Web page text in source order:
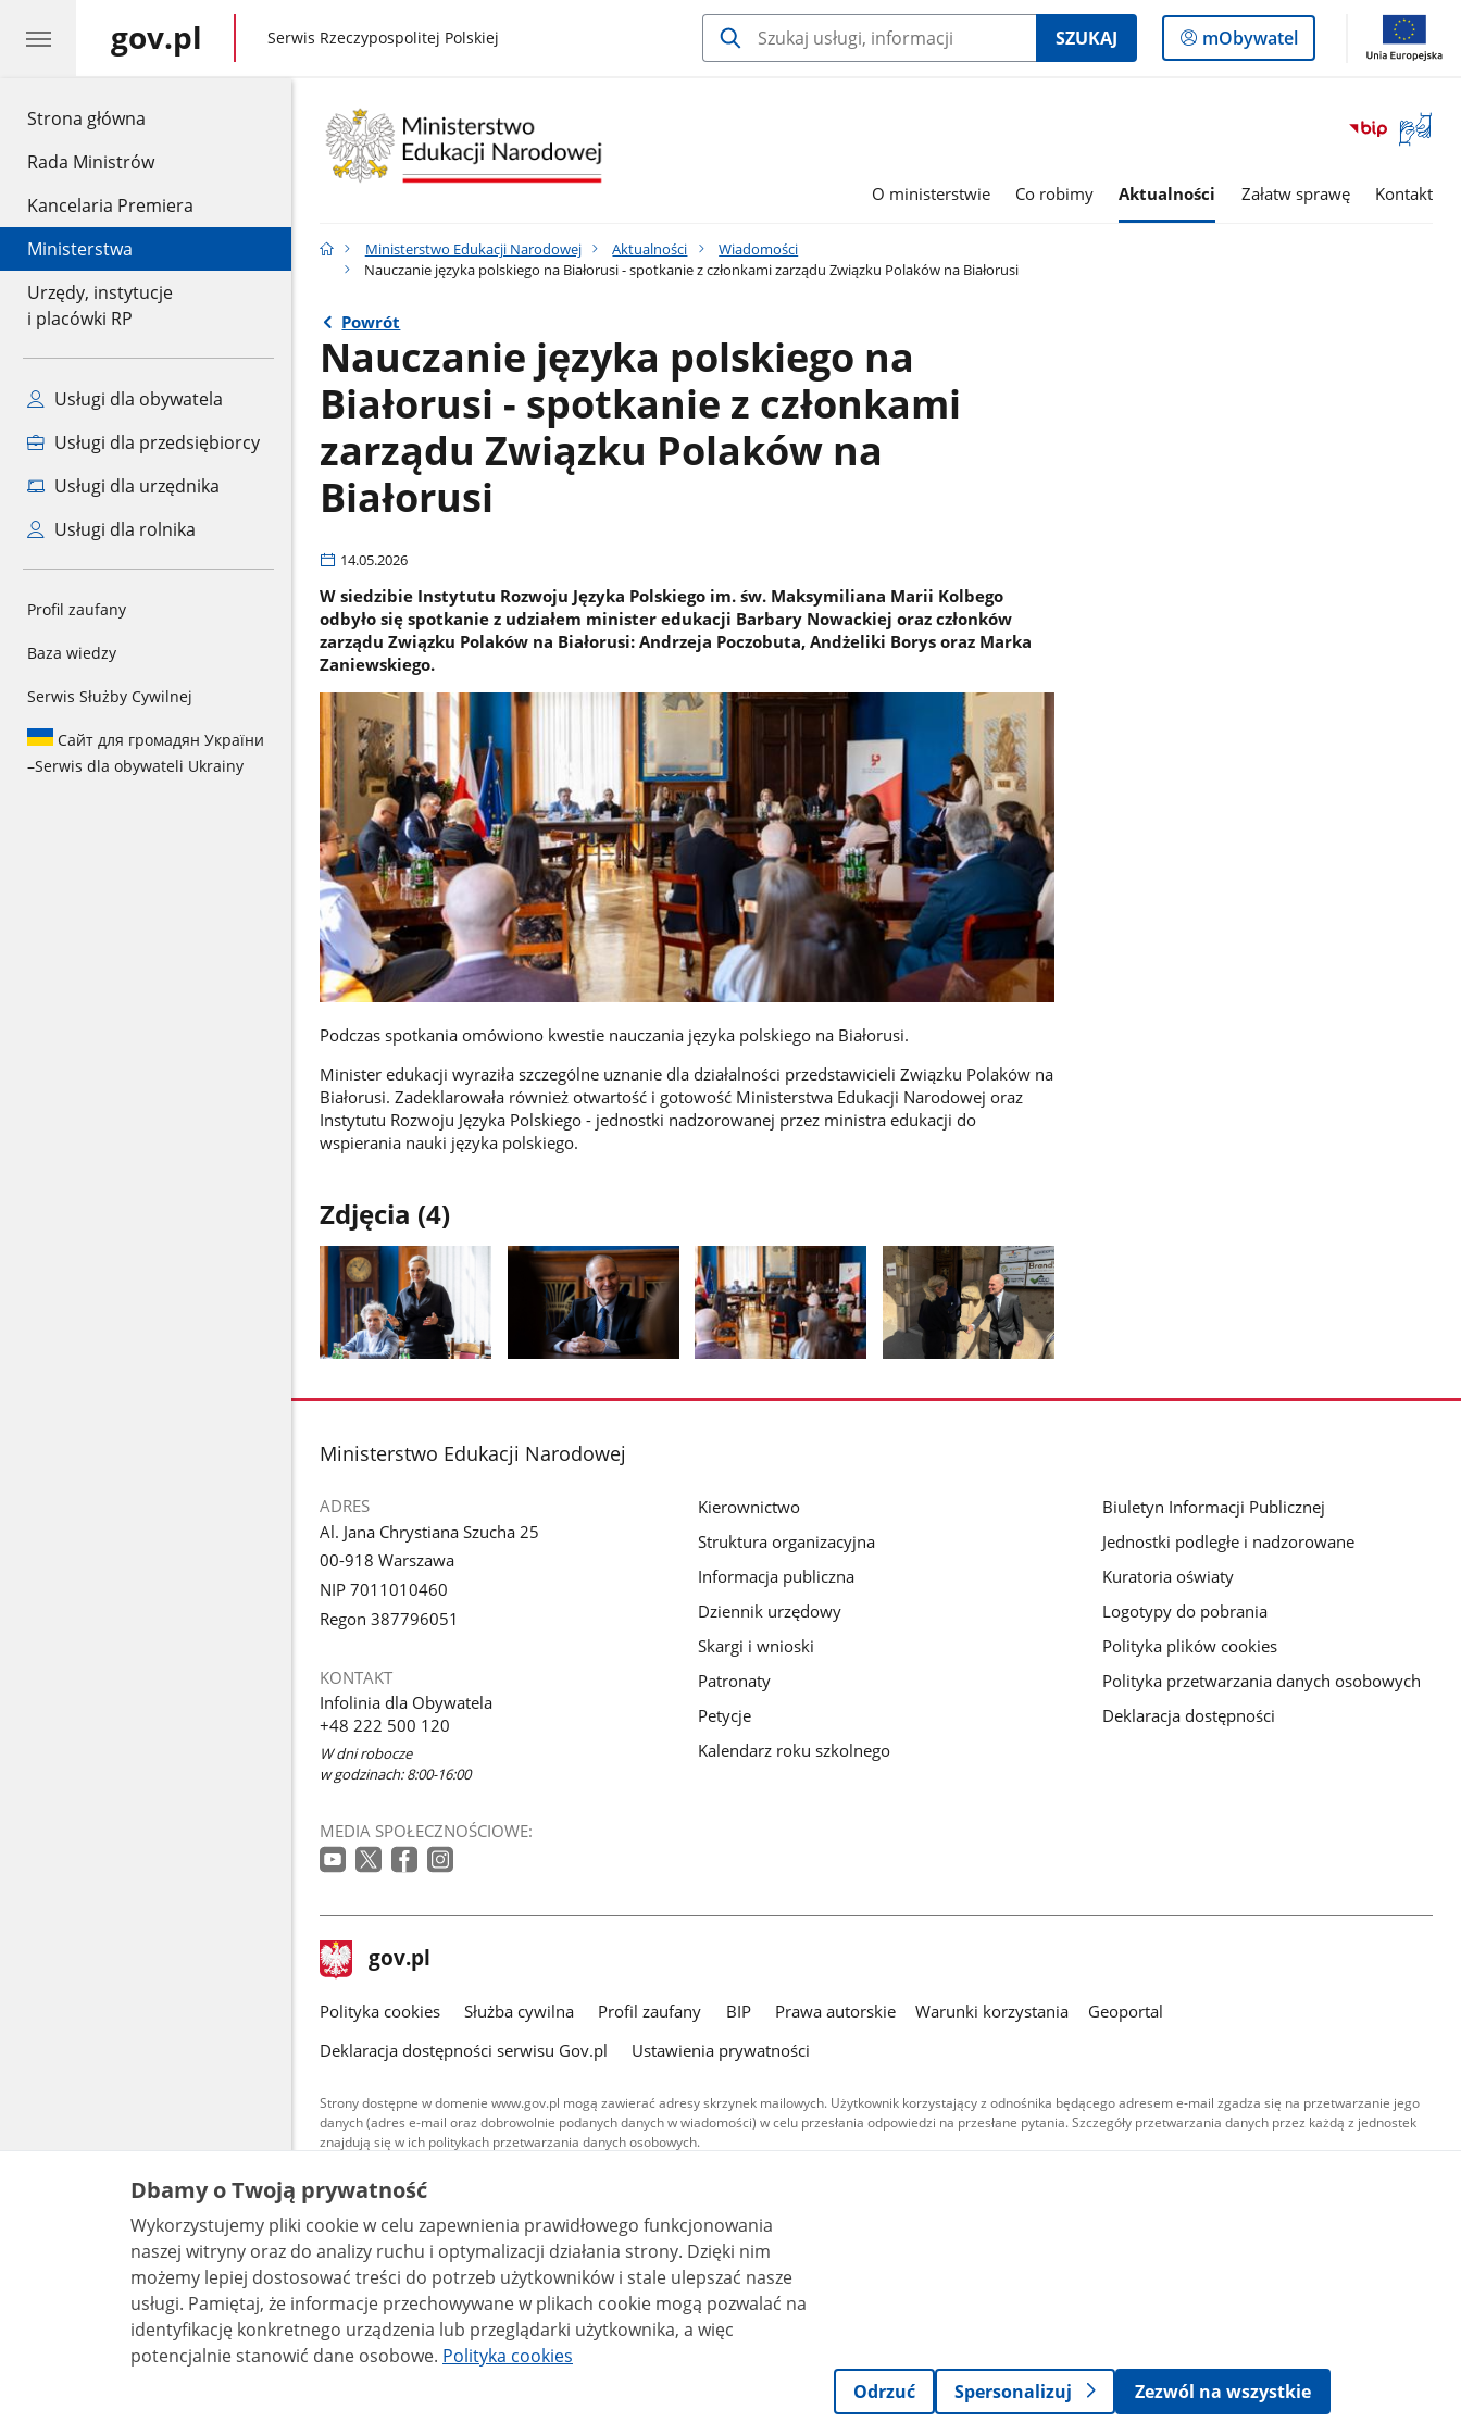
Strona główna
Rada Ministrów
Kancelaria Premiera
Ministerstwa
Urzędy, instytucje
i placówki RP
Usługi dla obywatela
Usługi dla przedsiębiorcy
Usługi dla urzędnika
Usługi dla rolnika
Profil zaufany
Baza wiedzy
Serwis Służby Cywilnej
Сайт для громадян України
–Serwis dla obywateli Ukrainy
gov.pl gov.pl
Serwis Rzeczypospolitej Polskiej SZUKAJ
Logowanie
do
mObywatel
Otwórz
okno
O ministerstwie Co robimy Aktualności Załatw sprawę Kontakt
Ministerstwo Edukacji Narodowej Aktualności
Wiadomości
Nauczanie języka polskiego na Białorusi - spotkanie z członkami zarządu Związku Polaków na Białorusi
Powrót
Nauczanie języka polskiego na
Białorusi - spotkanie z członkami
zarządu Związku Polaków na
Białorusi
14.05.2026
W siedzibie Instytutu Rozwoju Języka Polskiego im. św. Maksymiliana Marii Kolbego
odbyło się spotkanie z udziałem minister edukacji Barbary Nowackiej oraz członków
zarządu Związku Polaków na Białorusi: Andrzeja Poczobuta, Andżeliki Borys oraz Marka
Zaniewskiego.
Podczas spotkania omówiono kwestie nauczania języka polskiego na Białorusi.
Minister edukacji wyraziła szczególne uznanie dla działalności przedstawicieli Związku Polaków na
Białorusi. Zadeklarowała również otwartość i gotowość Ministerstwa Edukacji Narodowej oraz
Instytutu Rozwoju Języka Polskiego - jednostki nadzorowanej przez ministra edukacji do
wspierania nauki języka polskiego.
Zdjęcia (4)
galerii.
galerii.
stopka
Ministerstwo Edukacji Narodowej
ADRES
Al. Jana Chrystiana Szucha 25
00-918 Warszawa
NIP 7011010460
Regon 387796051
KONTAKT
Infolinia dla Obywatela
+48 222 500 120
W dni robocze
w godzinach: 8:00-16:00
MEDIA SPOŁECZNOŚCIOWE:
Kierownictwo
Struktura organizacyjna
Informacja publiczna
Dziennik urzędowy
Skargi i wnioski
Patronaty
Petycje
Kalendarz roku szkolnego
Biuletyn Informacji Publicznej
Jednostki podległe i nadzorowane
Kuratoria oświaty
Logotypy do pobrania
Polityka plików cookies
Polityka przetwarzania danych osobowych
Deklaracja dostępności
stopka
gov.pl Strona
gov.pl
gov.pl
Polityka cookies Służba cywilna Profil zaufany BIP Prawa autorskie Warunki korzystania
Geoportal
Deklaracja dostępności serwisu Gov.pl
Ustawienia prywatności
Strony dostępne w domenie www.gov.pl mogą zawierać adresy skrzynek mailowych. Użytkownik korzystający z odnośnika będącego adresem e-mail zgadza się na przetwarzanie jego
danych (adres e-mail oraz dobrowolnie podanych danych w wiadomości) w celu przesłania odpowiedzi na przesłane pytania. Szczegóły przetwarzania danych przez każdą z jednostek
znajdują się w ich politykach przetwarzania danych osobowych.
Treści tekstowe publikowane w serwisie (z wyłączeniem treści audiowizualnych), są
udostępniane na licencji typu Creative Commons: uznanie autorstwa - na tych samych
warunkach 4.0 (CC BY-SA 4.0). Materiały audiowizualne, w tym zdjęcia, materiały audio i wideo,
są udostępniane na licencji typu Creative Commons: uznanie autorstwa użycie niekomercyjne -
bez utworów zależnych 4.0 (CC BY-NC-ND 4.0), o ile nie jest to stwierdzone inaczej.
Dbamy o Twoją prywatność
Wykorzystujemy pliki cookie w celu zapewnienia prawidłowego funkcjonowania
naszej witryny oraz do analizy ruchu i optymalizacji działania strony. Dzięki nim
możemy lepiej dostosować treści do potrzeb użytkowników i stale ulepszać nasze
usługi. Pamiętaj, że informacje przechowywane w plikach cookie mogą pozwalać na
identyfikację konkretnego urządzenia lub przeglądarki użytkownika, a więc
potencjalnie stanowić dane osobowe. Polityka cookies
Odrzuć
Spersonalizuj Zezwól na wszystkie